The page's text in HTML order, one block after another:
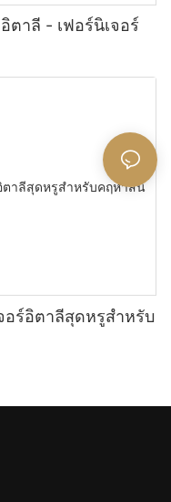
ตาลี - เฟอร์นิเจอร์
อร์อิตาลีสุดหรูสำหรับ